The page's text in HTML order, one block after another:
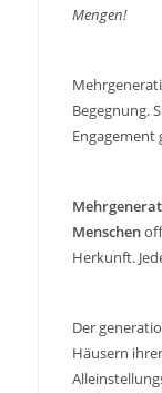
Mengen!
Begegnung.
Engagement
Menschen
Herkunft.
Der
Häusern